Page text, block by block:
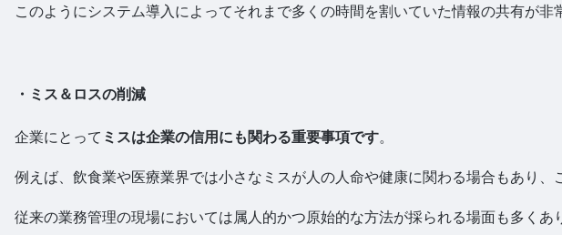
このようにシステム導入によってそれまで多くの時間を割いていた情報の共有が非
・ミス＆ロスの削減
企業にとって ミスは企業の信用にも関わる重要事項です。
例えば、飲食業や医療業界では小さなミスが人の人命や健康に関わる場合もあり
従来の業務管理の現場においては属人的かつ原始的な方法が採られる場面も多くあ